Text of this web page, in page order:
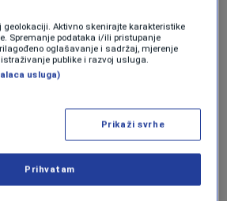
da su se tijekom napada
glavnom gradu Sani, kojim
odvijaju se u sklopu američke
zbog ubojstva trojice
geolokaciji. Aktivno skenirajte karakteristike
Spremanje podataka i/ili pristupanje
oglašavanje i sadržaj, mjerenje
publike i razvoj usluga.
usluga)
Prikaži svrhe
Prihvatam